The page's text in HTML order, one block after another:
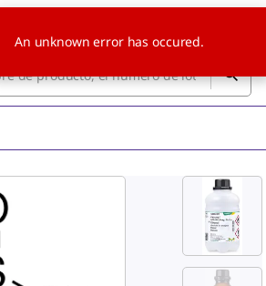
An unknown error has occured.